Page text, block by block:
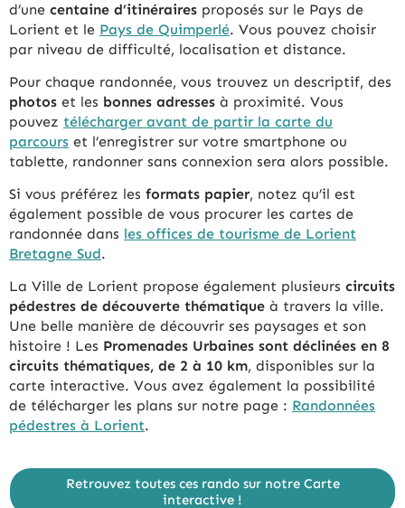
d’une centaine d’itinéraires proposés sur le Pays de
Lorient et le Pays de Quimperlé. Vous pouvez choisir
par niveau de difficulté, localisation et distance.
Pour chaque randonnée, vous trouvez un descriptif, des
photos et les bonnes adresses à proximité. Vous
pouvez télécharger avant de partir la carte du
parcours et l’enregistrer sur votre smartphone ou
tablette, randonner sans connexion sera alors possible.
Si vous préférez les formats papier, notez qu’il est
également possible de vous procurer les cartes de
randonnée dans les offices de tourisme de Lorient
Bretagne Sud.
La Ville de Lorient propose également plusieurs circuits
pédestres de découverte thématique à travers la ville.
Une belle manière de découvrir ses paysages et son
histoire ! Les Promenades Urbaines sont déclinées en 8
circuits thématiques, de 2 à 10 km, disponibles sur la
carte interactive. Vous avez également la possibilité
de télécharger les plans sur notre page : Randonnées
pédestres à Lorient.
Retrouvez toutes ces rando sur notre Carte
interactive !